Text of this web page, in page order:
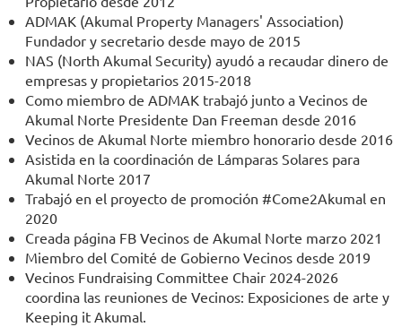
ADMAK (Akumal Property Managers' Association)
Fundador y secretario desde mayo de 2015
NAS (North Akumal Security) ayudó a recaudar dinero de
empresas y propietarios 2015-2018
Como miembro de ADMAK trabajó junto a Vecinos de
Akumal Norte Presidente Dan Freeman desde 2016
Vecinos de Akumal Norte miembro honorario desde 2016
Asistida en la coordinación de Lámparas Solares para
Akumal Norte 2017
Trabajó en el proyecto de promoción #Come2Akumal en
2020
Creada página FB Vecinos de Akumal Norte marzo 2021
Miembro del Comité de Gobierno Vecinos desde 2019
Vecinos Fundraising Committee Chair 2024-2026
coordina las reuniones de Vecinos: Exposiciones de arte y
Keeping it Akumal.